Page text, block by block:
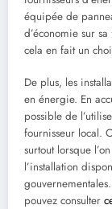
équipée de
d’économie sur
cela en fait un
De plus, les
en énergie. En
possible de
fournisseur local.
surtout lorsque
l’installation
pouvez consulter